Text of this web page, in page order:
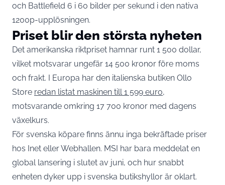
och Battlefield 6 i 60 bilder per sekund i den nativa
1200p-upplösningen.
Priset blir den största nyheten
Det amerikanska riktpriset hamnar runt 1 500 dollar,
vilket motsvarar ungefär 14 500 kronor före moms
och frakt. I Europa har den italienska butiken Ollo
Store redan listat maskinen till 1 599 euro,
motsvarande omkring 17 700 kronor med dagens
växelkurs.
För svenska köpare finns ännu inga bekräftade priser
hos Inet eller Webhallen. MSI har bara meddelat en
global lansering i slutet av juni, och hur snabbt
enheten dyker upp i svenska butikshyllor är oklart.